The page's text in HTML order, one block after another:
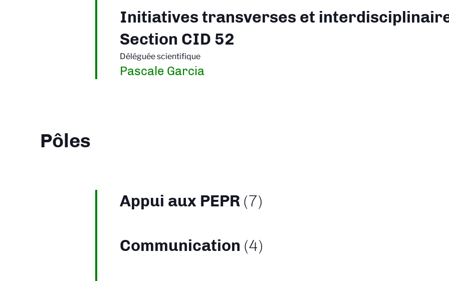
Initiatives transverses et
Section CID 52
Déléguée scientifique
Pascale Garcia
Pôles
Appui aux PEPR (7)
Communication (4)